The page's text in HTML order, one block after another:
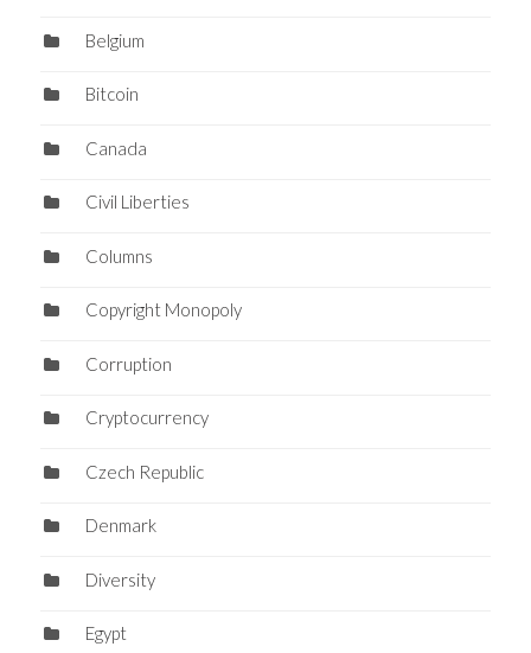
Belgium
Bitcoin
Canada
Civil Liberties
Columns
Copyright Monopoly
Corruption
Cryptocurrency
Czech Republic
Denmark
Diversity
Egypt